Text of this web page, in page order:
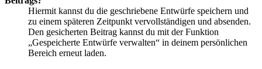
Hiermit kannst du die geschriebene Entwürfe speichern und
zu einem späteren Zeitpunkt vervollständigen und absenden.
Den gesicherten Beitrag kannst du mit der Funktion
„Gespeicherte Entwürfe verwalten“ in deinem persönlichen
Bereich erneut laden.